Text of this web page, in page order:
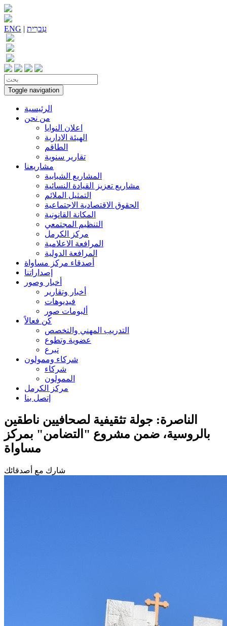
ENG | עִברִית
Toggle navigation
الرئيسية
من نحن
اعلان النوايا
الهيئة الادارية
الطاقم
تقارير سنوية
مشاريعنا
المشاريع الشبابية
مشاريع تعزيز القيادة النسائية
التمثيل الملائم
الحقوق الاقتصادية الاجتماعية
المكانة القانونية
التنظيم المجتمعي
مركز الكرمل
المرافعة الاعلامية
المرافعة الدولية
أصدقاء مركز مساواة
إصداراتنا
أخبار وصور
أخبار وتقارير
فيديوهات
ألبومات صور
كُن فعالاً
التدريب المهني والتخصص
عضوية وتطوع
تبرع
شركاء وممولون
شركاء
الممولون
مركز الكرمل
إتصل بنا
الناصرة: جولة تثقيفية لصحافيين ناطقين
بالروسية، ضمن مشروع "التضامن" بمركز
مساواة
شارك مع أصدقائك